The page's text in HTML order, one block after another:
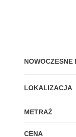
LOKALIZACJA
METRAŻ
CENA